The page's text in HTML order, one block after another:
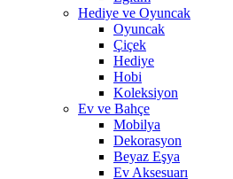
Hediye ve Oyuncak
Oyuncak
Çiçek
Hediye
Hobi
Koleksiyon
Ev ve Bahçe
Mobilya
Dekorasyon
Beyaz Eşya
Ev Aksesuarı